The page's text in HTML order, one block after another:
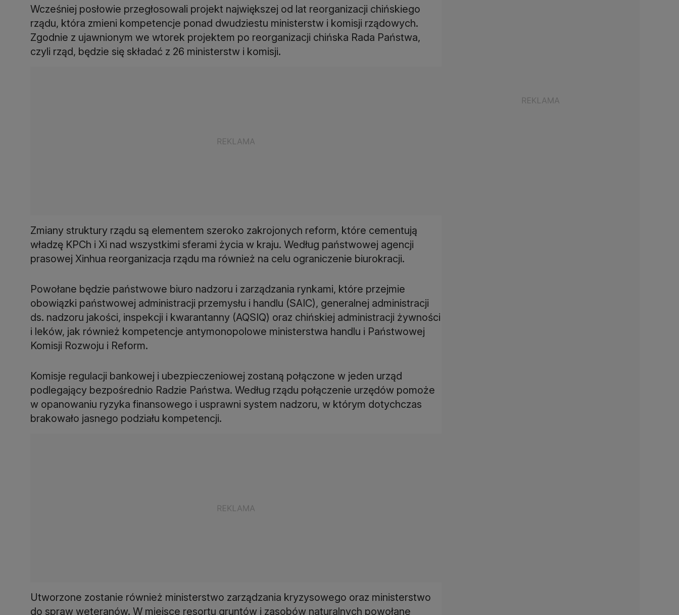
Wcześniej posłowie przegłosowali projekt największej od lat reorganizacji chińskiego
rządu, która zmieni kompetencje ponad dwudziestu ministerstw i komisji rządowych.
Zgodnie z ujawnionym we wtorek projektem po reorganizacji chińska Rada Państwa,
czyli rząd, będzie się składać z 26 ministerstw i komisji.
Zmiany struktury rządu są elementem szeroko zakrojonych reform, które cementują
władzę KPCh i Xi nad wszystkimi sferami życia w kraju. Według państwowej agencji
prasowej Xinhua reorganizacja rządu ma również na celu ograniczenie biurokracji.
Powołane będzie państwowe biuro nadzoru i zarządzania rynkami, które przejmie
obowiązki państwowej administracji przemysłu i handlu (SAIC), generalnej administracji
ds. nadzoru jakości, inspekcji i kwarantanny (AQSIQ) oraz chińskiej administracji żywności
i leków, jak również kompetencje antymonopolowe ministerstwa handlu i Państwowej
Komisji Rozwoju i Reform.
Komisje regulacji bankowej i ubezpieczeniowej zostaną połączone w jeden urząd
podlegający bezpośrednio Radzie Państwa. Według rządu połączenie urzędów pomoże
w opanowaniu ryzyka finansowego i usprawni system nadzoru, w którym dotychczas
brakowało jasnego podziału kompetencji.
Utworzone zostanie również ministerstwo zarządzania kryzysowego oraz ministerstwo
do spraw weteranów. W miejsce resortu gruntów i zasobów naturalnych powołane